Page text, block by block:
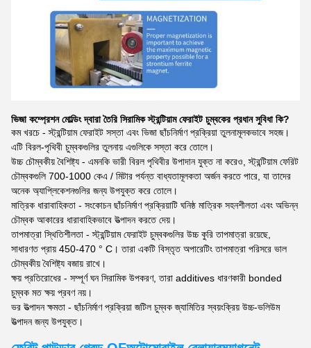
ভিজা কম্প্রেশন মোল্ডিং দ্বারা তৈরি সিরামিক স্ট্রন্টিয়াম ফেরাইট চুম্বকের প্রধান সুবিধা কি?
কম খরচে - স্ট্রন্টিয়াম ফেরাইট সস্তা এবং ভিজা ছাঁচনির্মাণ প্রক্রিয়া তুলনামূলকভাবে সহজ।
এটি বিরল-পৃথিবী চুম্বকগুলির তুলনায় এগুলিকে সস্তা করে তোলে।
উচ্চ চৌম্বকীয় বৈশিষ্ট্য - এমনকি ভারী বিরল পৃথিবীর উপাদান যুক্ত না করেও, স্ট্রন্টিয়াম ফেরিট
চৌম্বকগুলি 700-1000 কেএ / মিটার পর্যন্ত বাধ্যতামূলকতা অর্জন করতে পারে, যা তাদের
অনেক অ্যাপ্লিকেশনগুলির জন্য উপযুক্ত করে তোলে।
মাত্রিক ধারাবাহিকতা - সংকোচন ছাঁচনির্মাণ প্রক্রিয়াটি ঘনিষ্ঠ মাত্রিক সহনশীলতা এবং অভিন্ন
চৌম্বক আকারের ধারাবাহিকভাবে উত্পাদন করতে দেয়।
তাপমাত্রা স্থিতিশীলতা - স্ট্রন্টিয়াম ফেরাইট চুম্বকগুলির উচ্চ কুরি তাপমাত্রা রয়েছে,
সাধারণত প্রায় 450-470 ° C। তারা একটি বিস্তৃত অপারেটিং তাপমাত্রা পরিসরে ভাল
চৌম্বকীয় বৈশিষ্ট্য বজায় রাখে।
ক্ষয় প্রতিরোধের - সম্পূর্ণ ঘন সিরামিক উপকরণ, তারা additives ধারণকারী bonded
চুম্বক মত ক্ষয় প্রবণ নয়।
ভর উত্পাদন ক্ষমতা - ছাঁচনির্মাণ প্রক্রিয়া জটিল চুম্বক জ্যামিতির স্বয়ংক্রিয় উচ্চ-ভলিউম
উত্পাদন জন্য উপযুক্ত।